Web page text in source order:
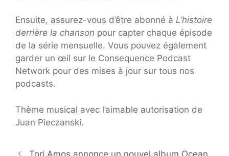
Ensuite, assurez-vous d’être abonné à L’histoire
derrière la chanson pour capter chaque épisode
de la série mensuelle. Vous pouvez également
garder un œil sur le Consequence Podcast
Network pour des mises à jour sur tous nos
podcasts.
Thème musical avec l’aimable autorisation de
Juan Pieczanski.
Tori Amos annonce un nouvel album Ocean